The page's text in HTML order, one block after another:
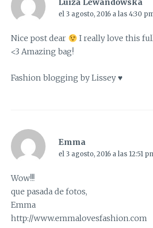
el 3 agosto, 2016 a las 4:30
Nice post dear
I really love this
<3 Amazing bag!
Fashion blogging by Lissey ♥
Emma
el 3 agosto, 2016 a las 12:51
Wow!!!
que pasada de fotos,
Emma
http://www.emmalovesfashion.com